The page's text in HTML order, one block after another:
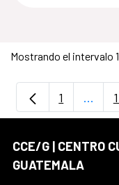
Mostrando el intervalo
Página
1 ...
CCE/G | CENTRO
GUATEMALA